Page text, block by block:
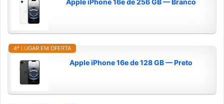
Apple iPhone 16e de 256 GB — Branco
4º LUGAR EM OFERTA
Apple iPhone 16e de 128 GB — Preto